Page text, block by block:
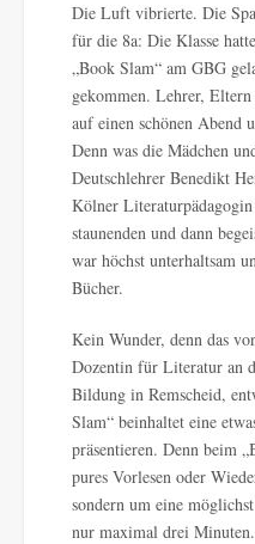
Die Luft vibrierte. Die
für die 8a: Die Klasse
„Book Slam“ am GBG
gekommen. Lehrer,
auf einen schönen Abend
Denn was die Mädchen
Deutschlehrer Benedikt
Kölner
staunenden und dann
war höchst unterhaltsam
Bücher.
Kein Wunder, denn das
Dozentin für Literatur an
Bildung in Remscheid,
Slam“ beinhaltet eine
präsentieren. Denn beim
pures Vorlesen oder
sondern um eine
nur maximal drei